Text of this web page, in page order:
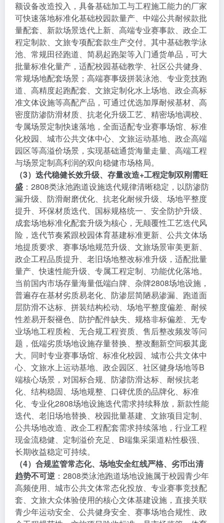
额设备改造投入，具备基础加工与工程施工能力的厂家
可快速落地标准化基础校园款量产、中端公共耐候款批
量配套、新款场景迭代上新、高端专业赛事款、政企工
程定制款、文旅专项配套款生产交付。其中基础教学泳
池、常规田径跑道、简易起跑架等入门通货单品，可大
批量标准化量产，适配校园基础教学、社区公共健身、
常规场地配套场景；高端赛事级拼装泳池、专业竞技跑
道、高精度起跑配套、文旅定制化水上场地、政企高标
准文体设施等高配产品，可通过优选加厚耐候基材、高
密度防渗防滑材质、抗老化升级工艺、精密场地调校、
专属场景定制快速落地，全面适配专业赛事场馆、标准
化校园、城市公共文体中心、文旅运动基地、政企高端
园区等高溢价场景，实现基础通货海量走量、高端工程
与场景定制高利润的双向稳健市场格局。
（3）迭代稳健长效升级、存量改造+工程定制双刚需旺
盛 ：2808类泳池跑道设施迭代规律清晰稳定，以防渗防
漏升级、防滑耐磨优化、抗老化耐候升级、场地平整度
提升、环保材质迭代、国标规格统一、安全防护升级、
成套场地标准化配套升级为核心，无颠覆性工艺迭代风
险，迭代节奏紧跟校园体育基建标准更新、公共文体场
地提质要求、赛事场地规范升级、文旅场景审美更新、
政企工程品质提升、老旧场地整改标准升级，适配批量
量产、快速性能升级、专属工程定制、功能优化落地。
当前国内市场存量海量低端白牌、杂牌2808场地设施，
普遍存在基材劣质易老化、防渗层简陋易渗漏、跑道面
层防滑不达标、拼装结构松动、场地平整度偏差、耐候
性差易开裂褪色、防护配件缺失、规格非标偏差、无专
业场地工程质检、无合规工程资质、售后整改频发等问
题，低端劣质场地设施存量替换、整改翻新空间极其庞
大。同时专业赛事场馆、标准化校园、城市公共文体中
心、文旅水上运动基地、政企园区、社区健身场地等B
端核心场景，对国标合规、防渗防滑达标、耐候抗老
化、结构稳固、场地规整、口碑优质的品牌化、标准
化、专业化2808场地设施迭代需求持续释放，新款性能
迭代、老旧场地替换、校园批量基建、文旅项目定制、
公共场地改造、政企工程配套需求持续落地，行业工程
现金流稳健、定制溢价充足、B端集采渠道粘性极强、
长期收益稳定可持续。
（4）合规监管常态化、场地安全红线严格、劣币出清
趋势不可逆 ：2808类泳池跑道场地设施属于校园青少年
高频使用、城市公共文体常态化投放、专业赛事竞技配
套、文旅大众体验使用的核心文体基建设施，直接关联
青少年运动安全、公共健身安全、赛事场地合规性、政